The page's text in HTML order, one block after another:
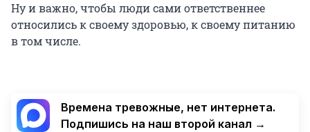
Ну и важно, чтобы люди сами ответственнее
относились к своему здоровью, к своему питанию
в том числе.
Времена тревожные, нет интернета.
Подпишись на наш второй канал →